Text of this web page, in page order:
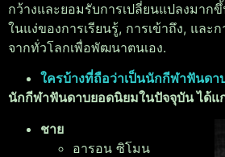
กว้างและยอมรับการเปลี่ยนแปลงมากขึ้
ในแง่ของการเรียนรู้, การเข้าถึง, และ
จากทั่วโลกเพื่อพัฒนาตนเอง.
ใครบ้างที่ถือว่าเป็นนักกีฬาฟันด
นักกีฬาฟันดาบยอดนิยมในปัจจุบัน ได้แ
ชาย
อารอน ซิโมน